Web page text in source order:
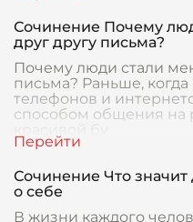
Сочинение Почему
друг другу письма?
Почему люди стали
письма? Раньше,
телефонов и
способом общения на
красивой бу
Сочинение Что значит
о себе
В жизни каждого